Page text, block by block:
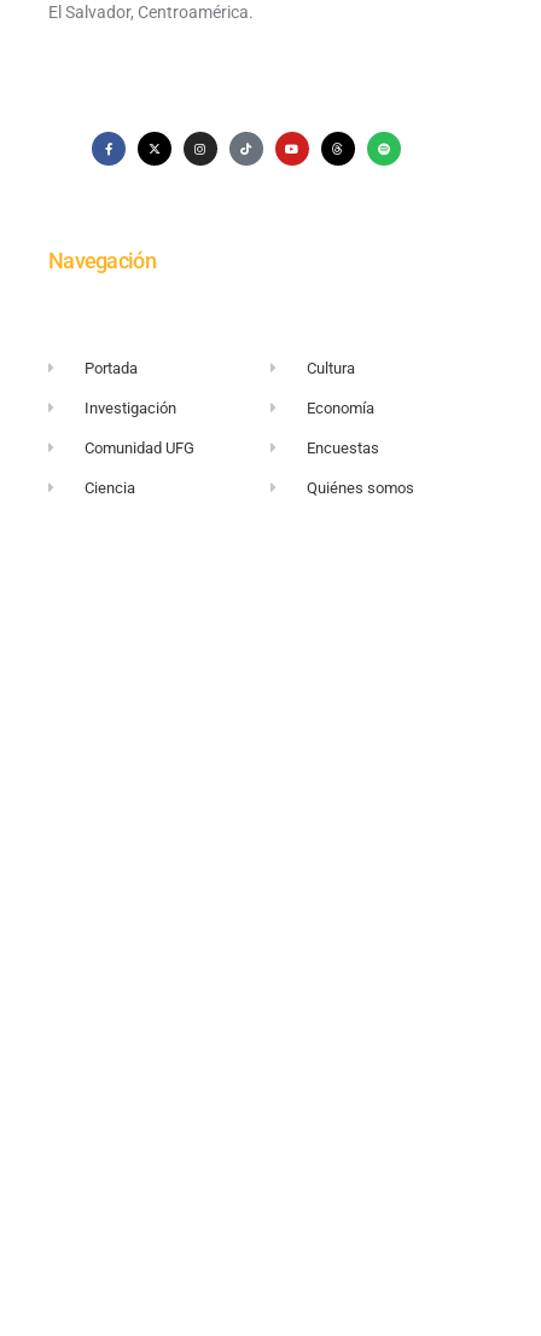
El Salvador, Centroamérica.
Navegación
Portada
Investigación
Comunidad UFG
Ciencia
Cultura
Economía
Encuestas
Quiénes somos